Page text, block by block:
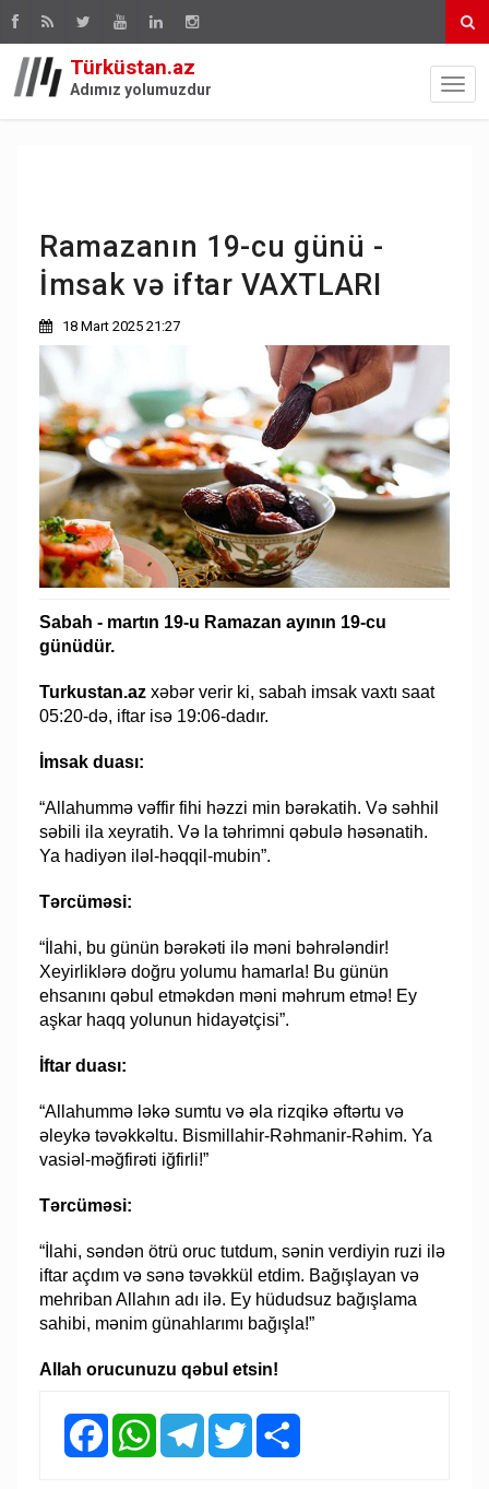
Türküstan.az
Adımız yolumuzdur
Ramazanın 19-cu günü -
İmsak və iftar VAXTLARI
18 Mart 2025 21:27
Sabah - martın 19-u Ramazan ayının 19-cu
günüdür.
Turkustan.azxəbər verir ki, sabah imsak vaxtı saat
05:20-də, iftar isə 19:06-dadır.
İmsak duası:
“Allahummə vəffir fihi həzzi min bərəkatih. Və səhhil
səbili ila xeyratih. Və la təhrimni qəbulə həsənatih.
Ya hadiyən iləl-həqqil-mubin”.
Tərcüməsi:
“İlahi, bu günün bərəkəti ilə məni bəhrələndir!
Xeyirliklərə doğru yolumu hamarla! Bu günün
ehsanını qəbul etməkdən məni məhrum etmə! Ey
aşkar haqq yolunun hidayətçisi”.
İftar duası:
“Allahummə ləkə sumtu və əla rizqikə əftərtu və
əleykə təvəkkəltu. Bismillahir-Rəhmanir-Rəhim. Ya
vasiəl-məğfirəti iğfirli!”
Tərcüməsi:
“İlahi, səndən ötrü oruc tutdum, sənin verdiyin ruzi ilə
iftar açdım və sənə təvəkkül etdim. Bağışlayan və
mehriban Allahın adı ilə. Ey hüdudsuz bağışlama
sahibi, mənim günahlarımı bağışla!”
Allah orucunuzu qəbul etsin!
FacebookWhatsAppTelegramTwitter